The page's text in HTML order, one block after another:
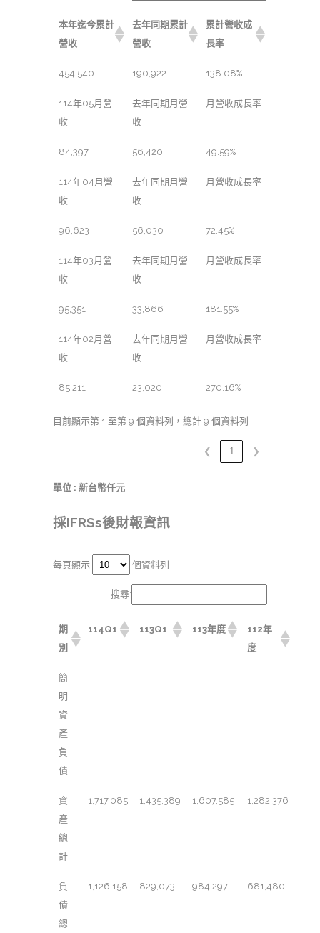
本年迄今累計
營收
去年同期累計
營收
累計營收成
長率
454,540 190,922 138.08%
114年05月營
收
去年同期月營
收
月營收成長率
84,397 56,420 49.59%
114年04月營
收
去年同期月營
收
月營收成長率
96,623 56,030 72.45%
114年03月營
收
去年同期月營
收
月營收成長率
95,351 33,866 181.55%
114年02月營
收
去年同期月營
收
月營收成長率
85,211 23,020 270.16%
目前顯示第 1 至第 9 個資料列，總計 9 個資料列
❮ 1 ❯
單位 : 新台幣仟元
採IFRSs後財報資訊
每頁顯示 個資料列
搜尋:
期
別
114Q1 113Q1 113年度
112年
度
簡
明
資
產
負
債
資
產
總
計
1,717,085 1,435,389 1,607,585 1,282,376
負
債
總
1,126,158 829,073 984,297 681,480